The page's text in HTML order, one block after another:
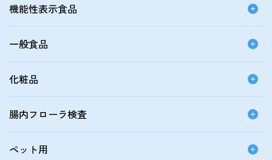
機能性表示食品
一般食品
化粧品
腸内フローラ検査
ペット用